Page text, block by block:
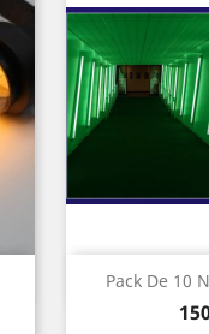
Pack De 10
